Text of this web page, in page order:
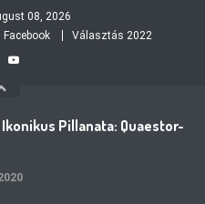
08, 2026
Facebook Választás 2022
Ikonikus Pillanata: Quaestor-